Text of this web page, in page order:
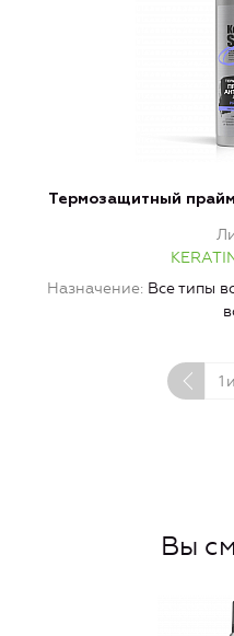
Термозащитный
Назначение Все типы
1
Вы